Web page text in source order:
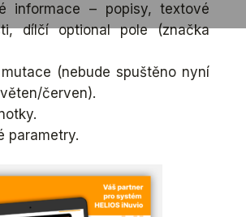
informace – popisy, textové
dílčí optional pole (značka
(nebude spuštěno nyní
červen).
parametry.